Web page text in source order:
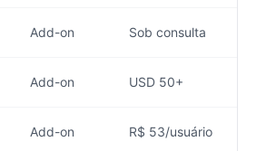
Add-on Sob consulta
Add-on USD 50+
Add-on R$ 53/usuário